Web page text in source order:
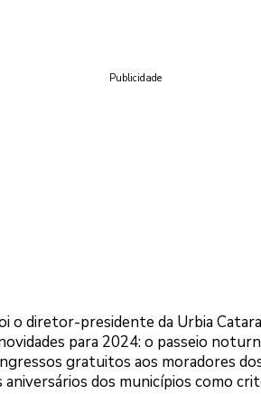
Publicidade
o diretor-presidente da Urbia
para 2024: o passeio
gratuitos aos moradores
dos municípios como